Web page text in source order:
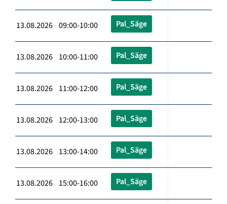
13.08.2026 09:00-10:00 Pal_Säge
13.08.2026 10:00-11:00 Pal_Säge
13.08.2026 11:00-12:00 Pal_Säge
13.08.2026 12:00-13:00 Pal_Säge
13.08.2026 13:00-14:00 Pal_Säge
13.08.2026 15:00-16:00 Pal_Säge